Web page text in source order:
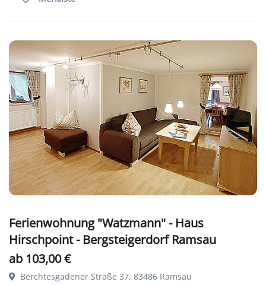
Ferienwohnung "Watzmann" - Haus
Hirschpoint - Bergsteigerdorf Ramsau
ab 103,00 €
Berchtesgadener Straße 37, 83486 Ramsau